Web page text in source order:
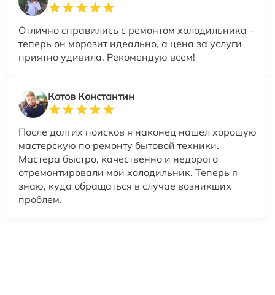
Отлично справились с ремонтом холодильника -
теперь он морозит идеально, а цена за услуги
приятно удивила. Рекомендую всем!
Котов Константин
После долгих поисков я наконец нашел хорошую
мастерскую по ремонту бытовой техники.
Мастера быстро, качественно и недорого
отремонтировали мой холодильник. Теперь я
знаю, куда обращаться в случае возникших
проблем.